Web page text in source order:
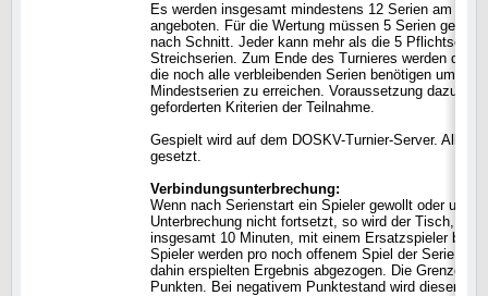
Es werden insgesamt mindestens 12 Serien am
angeboten. Für die Wertung müssen 5 Serien
nach Schnitt. Jeder kann mehr als die 5
Streichserien. Zum Ende des Turnieres werden die
die noch alle verbleibenden Serien benötigen um die
Mindestserien zu erreichen. Voraussetzung dazu ist
geforderten Kriterien der Teilnahme.
Gespielt wird auf dem DOSKV-Turnier-Server. Alle
gesetzt.
Verbindungsunterbrechung:
Wenn nach Serienstart ein Spieler gewollt oder
Unterbrechung nicht fortsetzt, so wird der Tisch,
insgesamt 10 Minuten, mit einem Ersatzspieler
Spieler werden pro noch offenem Spiel der Serie 50
dahin erspielten Ergebnis abgezogen. Die Grenze
Punkten. Bei negativem Punktestand wird dieser